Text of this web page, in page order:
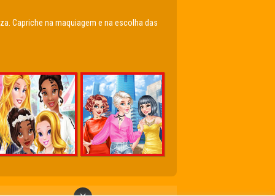
Capriche na maquiagem e na escolha das